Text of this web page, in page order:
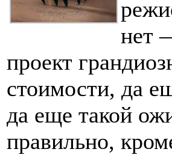
нет
проект
стоимости, да
да еще такой
правильно,